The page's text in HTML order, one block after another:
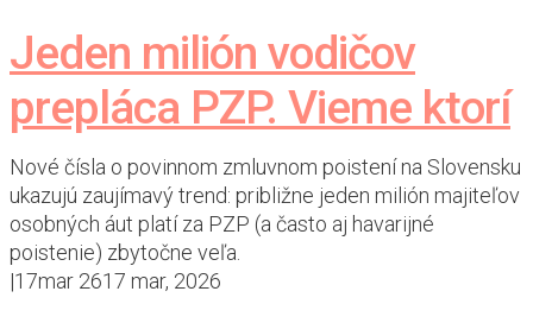
Jeden milión vodičov
prepláca PZP. Vieme ktorí
Nové čísla o povinnom zmluvnom poistení na Slovensku
ukazujú zaujímavý trend: približne jeden milión majiteľov
osobných áut platí za PZP (a často aj havarijné
poistenie) zbytočne veľa.
|17mar 2617 mar, 2026